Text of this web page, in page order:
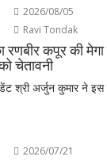
2026/08/05
Ravi Tondak
रणबीर कपूर की
चेतावनी
श्री अर्जुन कुमार ने इस
2026/07/21